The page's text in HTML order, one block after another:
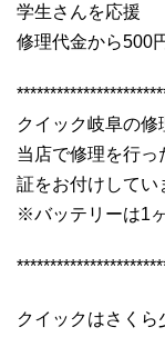
学生さんを応援
修理代金から500
クイック岐阜の修
当店で修理を行
証をお付けしてい
※バッテリーは1
クイックはさく